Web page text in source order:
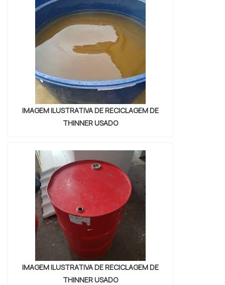
vantagens para as empresa que utilizam o
procedimento nas atividades, especialmente
de empresas que usam o thinner nos
processos p...
IMAGEM ILUSTRATIVA DE RECICLAGEM DE
THINNER USADO
IMAGEM ILUSTRATIVA DE RECICLAGEM DE
THINNER USADO